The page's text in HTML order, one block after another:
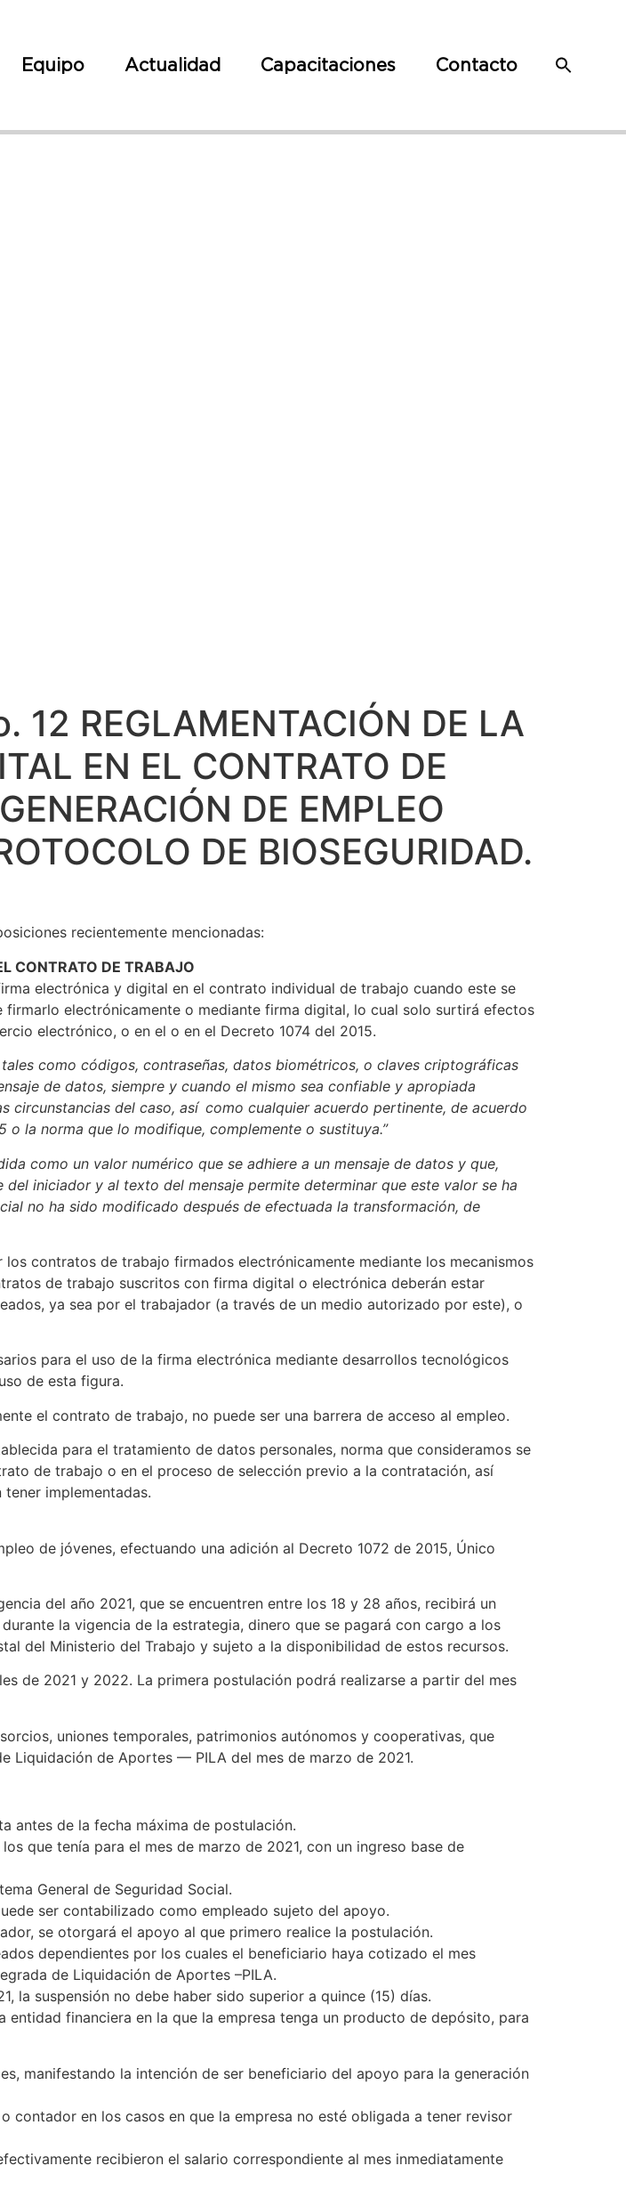
Equipo Actualidad Capacitaciones Contacto
12 REGLAMENTACIÓN DE LA
EN EL CONTRATO DE
DE EMPLEO
DE BIOSEGURIDAD.
recientemente mencionadas:
CONTRATO DE TRABAJO
electrónica y digital en el contrato individual de trabajo cuando este se
electrónicamente o mediante firma digital, lo cual solo surtirá efectos
electrónico, o en el o en el Decreto 1074 del 2015.
como códigos, contraseñas, datos biométricos, o claves criptográficas
de datos, siempre y cuando el mismo sea confiable y apropiada
del caso, así como cualquier acuerdo pertinente, de acuerdo
o la norma que lo modifique, complemente o sustituya.”
como un valor numérico que se adhiere a un mensaje de datos y que,
iniciador y al texto del mensaje permite determinar que este valor se ha
no ha sido modificado después de efectuada la transformación, de
contratos de trabajo firmados electrónicamente mediante los mecanismos
de trabajo suscritos con firma digital o electrónica deberán estar
ya sea por el trabajador (a través de un medio autorizado por este), o
para el uso de la firma electrónica mediante desarrollos tecnológicos
de esta figura.
el contrato de trabajo, no puede ser una barrera de acceso al empleo.
para el tratamiento de datos personales, norma que consideramos se
de trabajo o en el proceso de selección previo a la contratación, así
implementadas.
de jóvenes, efectuando una adición al Decreto 1072 de 2015, Único
del año 2021, que se encuentren entre los 18 y 28 años, recibirá un
la vigencia de la estrategia, dinero que se pagará con cargo a los
del Ministerio del Trabajo y sujeto a la disponibilidad de estos recursos.
de 2021 y 2022. La primera postulación podrá realizarse a partir del mes
uniones temporales, patrimonios autónomos y cooperativas, que
Liquidación de Aportes — PILA del mes de marzo de 2021.
antes de la fecha máxima de postulación.
que tenía para el mes de marzo de 2021, con un ingreso base de
General de Seguridad Social.
ser contabilizado como empleado sujeto del apoyo.
se otorgará el apoyo al que primero realice la postulación.
dependientes por los cuales el beneficiario haya cotizado el mes
de Liquidación de Aportes –PILA.
la suspensión no debe haber sido superior a quince (15) días.
financiera en la que la empresa tenga un producto de depósito, para
manifestando la intención de ser beneficiario del apoyo para la generación
en los casos en que la empresa no esté obligada a tener revisor
recibieron el salario correspondiente al mes inmediatamente